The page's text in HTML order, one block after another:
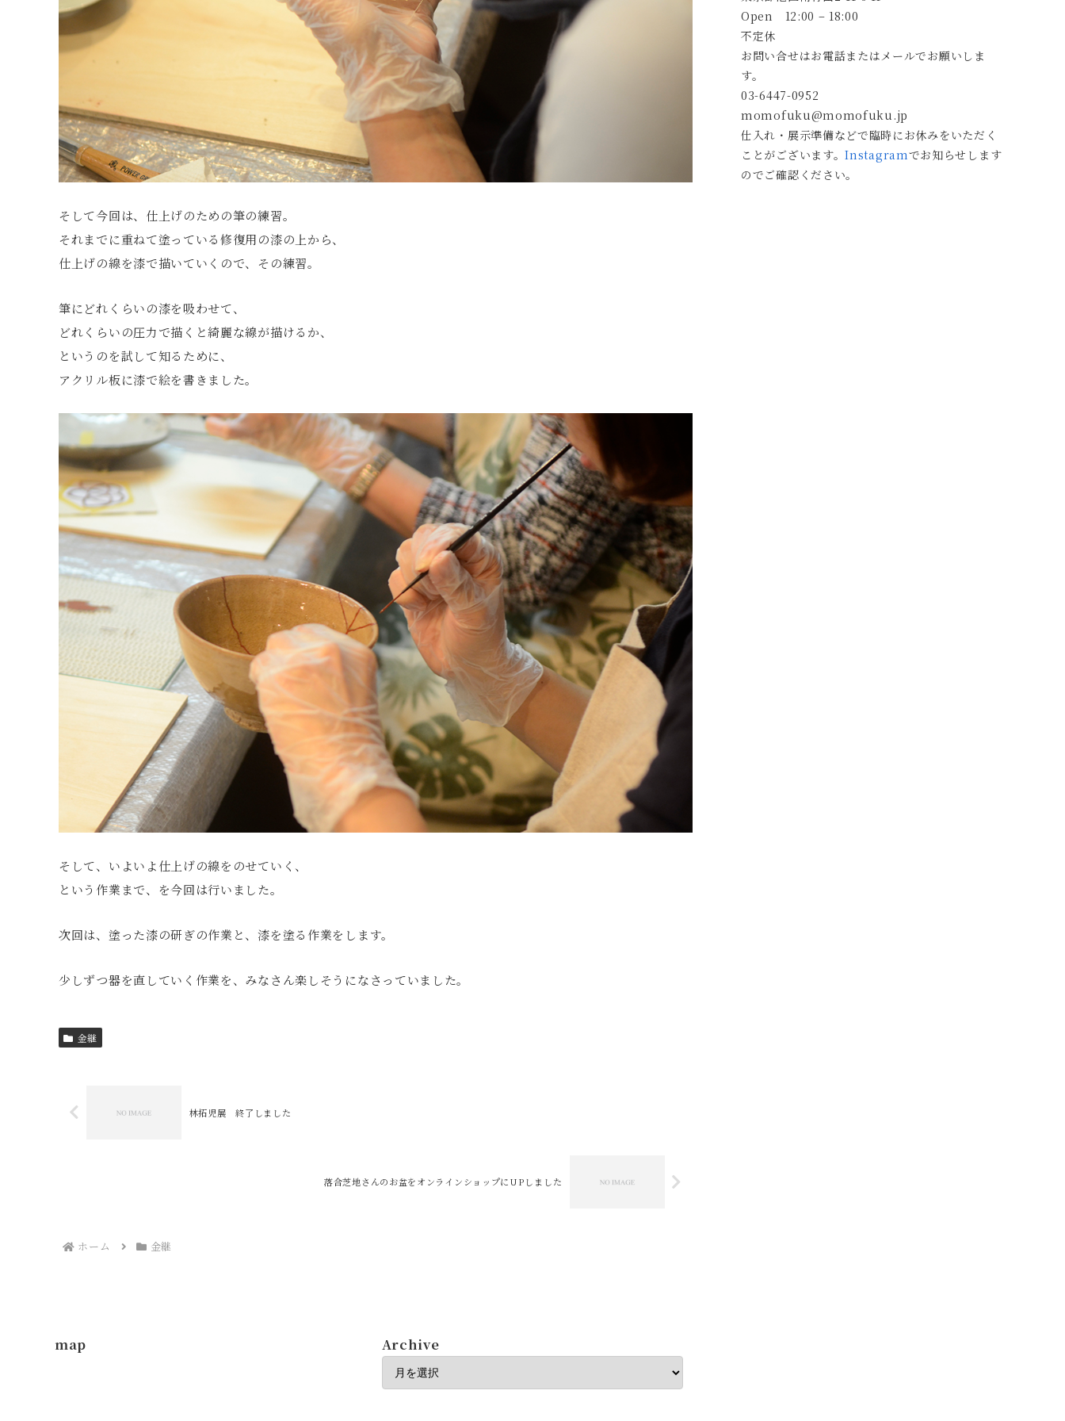
そして今回は、仕上げのための筆の練習。
それまでに重ねて塗っている修復用の漆の上から、
仕上げの線を漆で描いていくので、その練習。
筆にどれくらいの漆を吸わせて、
どれくらいの圧力で描くと綺麗な線が描けるか、
というのを試して知るために、
アクリル板に漆で絵を書きました。
そして、いよいよ仕上げの線をのせていく、
という作業まで、を今回は行いました。
次回は、塗った漆の研ぎの作業と、漆を塗る作業をします。
少しずつ器を直していく作業を、みなさん楽しそうになさっていました。
金継
林拓児展 終了しました
落合芝地さんのお盆をオンラインショップにUPしました
ホーム 金継
Open 12:00 – 18:00
不定休
お問い合せはお電話またはメールでお願いしま
す。
03-6447-0952
momofuku@momofuku.jp
仕入れ・展示準備などで臨時にお休みをいただく
ことがございます。Instagramでお知らせします
のでご確認ください。
map Archive